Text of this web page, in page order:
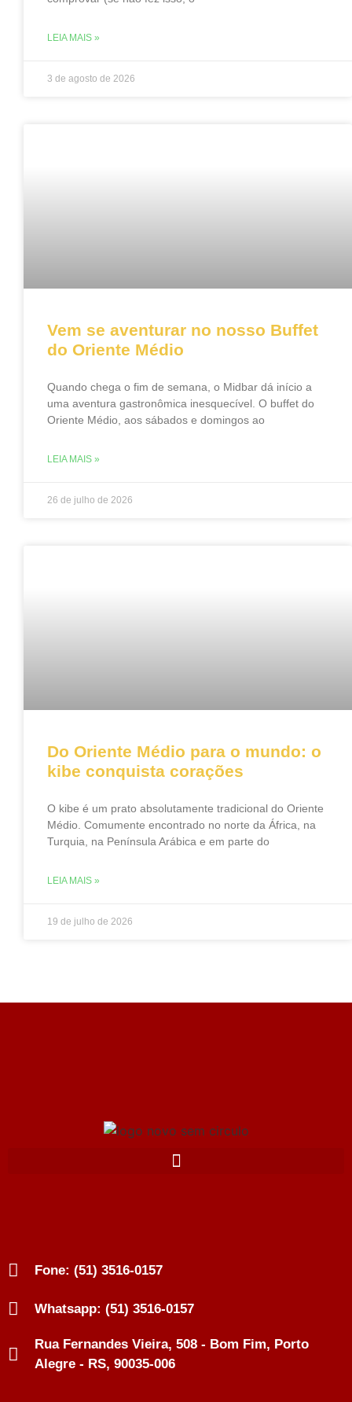
LEIA MAIS »
3 de agosto de 2026
Vem se aventurar no nosso Buffet
do Oriente Médio
Quando chega o fim de semana, o Midbar dá início a
uma aventura gastronômica inesquecível. O buffet do
Oriente Médio, aos sábados e domingos ao
LEIA MAIS »
26 de julho de 2026
Do Oriente Médio para o mundo: o
kibe conquista corações
O kibe é um prato absolutamente tradicional do Oriente
Médio. Comumente encontrado no norte da África, na
Turquia, na Península Arábica e em parte do
LEIA MAIS »
19 de julho de 2026
Fone: (51) 3516-0157
Whatsapp: (51) 3516-0157
Rua Fernandes Vieira, 508 - Bom Fim, Porto
Alegre - RS, 90035-006